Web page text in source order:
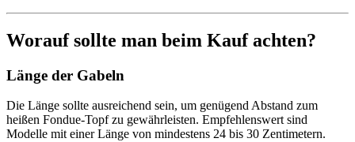
Worauf sollte man beim Kauf achten?
Länge der Gabeln
Die Länge sollte ausreichend sein, um genügend Abstand zum
heißen Fondue-Topf zu gewährleisten. Empfehlenswert sind
Modelle mit einer Länge von mindestens 24 bis 30 Zentimetern.